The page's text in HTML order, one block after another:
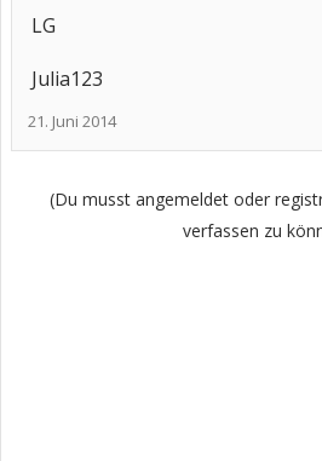
LG
Julia123
21. Juni 2014
(Du musst angemeldet oder
verfassen zu